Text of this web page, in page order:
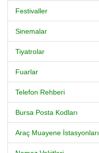
Festivaller
Sinemalar
Tiyatrolar
Fuarlar
Telefon Rehberi
Bursa Posta Kodları
Araç Muayene İstasyonları